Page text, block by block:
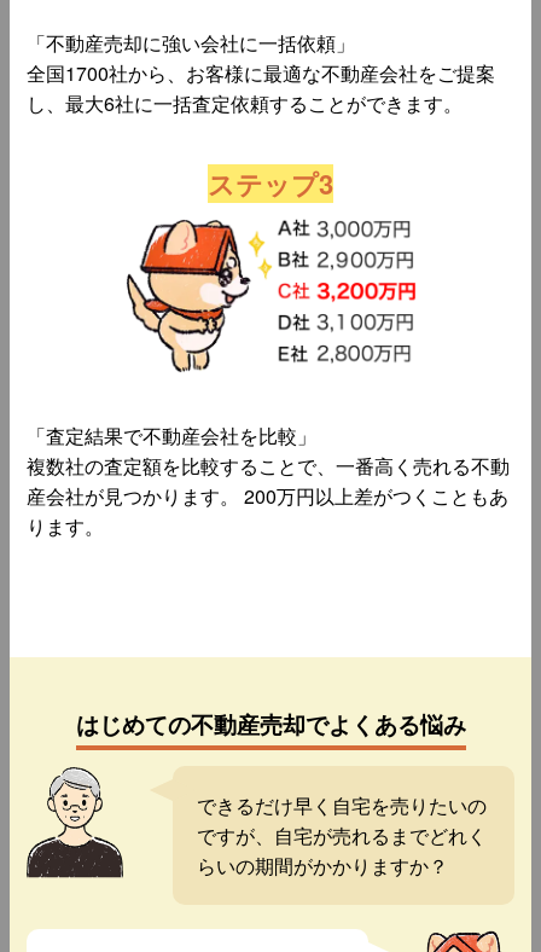
「不動産売却に強い会社に一括依頼」
全国1700社から、お客様に最適な不動産会社をご提案
し、最大6社に一括査定依頼することができます。
ステップ3
「査定結果で不動産会社を比較」
複数社の査定額を比較することで、一番高く売れる不動
産会社が見つかります。 200万円以上差がつくこともあ
ります。
はじめての不動産売却でよくある悩み
できるだけ早く自宅を売りたいの
ですが、自宅が売れるまでどれく
らいの期間がかかりますか？